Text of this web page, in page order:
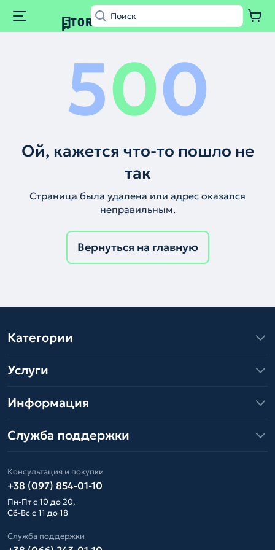
500
Ой, кажется что-то пошло не
так
Страница была удалена или адрес оказался
неправильным.
Вернуться на главную
Категории
Услуги
Информация
Служба поддержки
Консультация и покупки
+38 (097) 854-01-10
Пн-Пт с 10 до 20,
Сб-Вс с 11 до 18
Служба поддержки